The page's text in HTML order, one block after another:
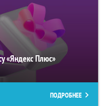
«Яндекс Плюс»
ПОДРОБНЕЕ